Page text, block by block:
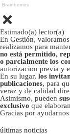
Estimado(a) lector(a)
En Gestión,
realizamos para
no está permitido,
o parcialmente los
autorizacion previa y
En su lugar, los
publicaciones, para
veraz y de calidad
Asimismo, pueden
exclusivo que
Gracias por
últimas noticias